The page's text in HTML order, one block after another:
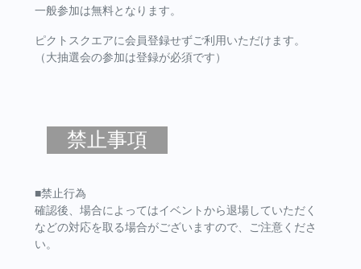
一般参加は無料となります。
ピクトスクエアに会員登録せずご利用いただけます。
（大抽選会の参加は登録が必須です）
禁止事項
■禁止行為
確認後、場合によってはイベントから退場していただく
などの対応を取る場合がございますので、ご注意くださ
い。